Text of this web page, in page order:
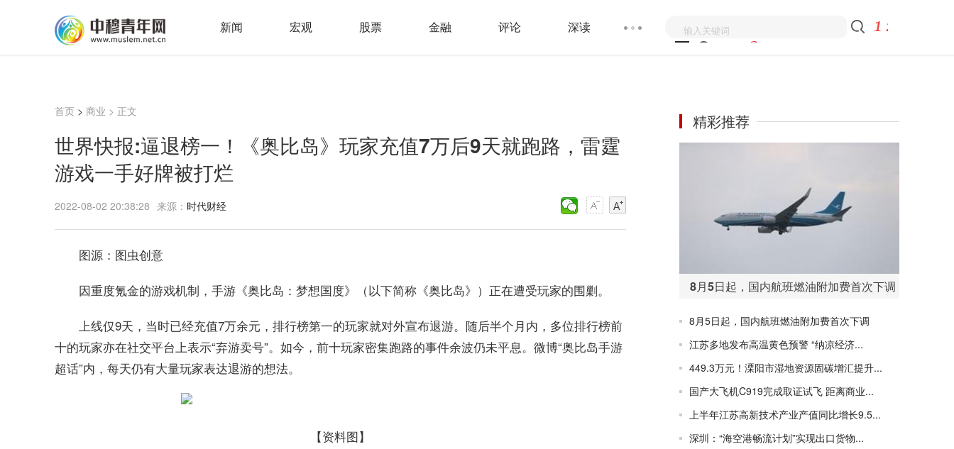
新闻 宏观 股票 金融 评论 深读
首页 > 商业 > 正文
世界快报:逼退榜一！《奥比岛》玩家充值7万后9天就跑路，雷霆
游戏一手好牌被打烂
2022-08-02 20:38:28 来源： 时代财经
图源：图虫创意
因重度氪金的游戏机制，手游《奥比岛：梦想国度》（以下简称《奥比岛》）正在遭受玩家的围剿。
上线仅9天，当时已经充值7万余元，排行榜第一的玩家就对外宣布退游。随后半个月内，多位排行榜前
十的玩家亦在社交平台上表示“弃游卖号”。如今，前十玩家密集跑路的事件余波仍未平息。微博“奥比岛手游
超话”内，每天仍有大量玩家表达退游的想法。
【资料图】
精彩推荐
8月5日起，国内航班燃油附加费首次下调
8月5日起，国内航班燃油附加费首次下调
江苏多地发布高温黄色预警 “纳凉经济...
449.3万元！溧阳市湿地资源固碳增汇提升...
国产大飞机C919完成取证试飞 距离商业...
上半年江苏高新技术产业产值同比增长9.5...
深圳：“海空港畅流计划”实现出口货物...